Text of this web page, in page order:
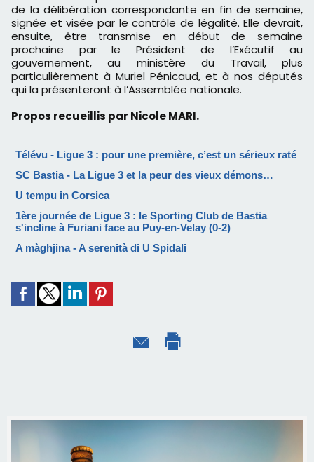
de la délibération correspondante en fin de semaine,
signée et visée par le contrôle de légalité. Elle devrait,
ensuite, être transmise en début de semaine
prochaine par le Président de l’Exécutif au
gouvernement, au ministère du Travail, plus
particulièrement à Muriel Pénicaud, et à nos députés
qui la présenteront à l’Assemblée nationale.
Propos recueillis par Nicole MARI.
Télévu - Ligue 3 : pour une première, c’est un sérieux raté
SC Bastia - La Ligue 3 et la peur des vieux démons…
U tempu in Corsica
1ère journée de Ligue 3 : le Sporting Club de Bastia
s'incline à Furiani face au Puy-en-Velay (0-2)
A màghjina - A serenità di U Spidali